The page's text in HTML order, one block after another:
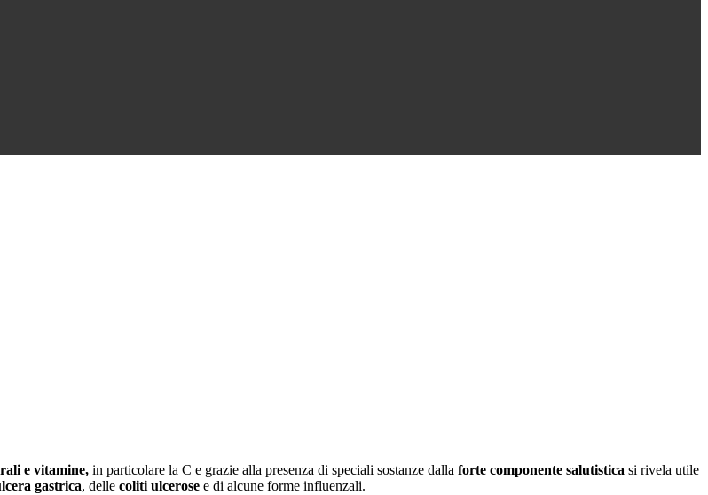
e vitamine, in particolare la C e grazie alla presenza di speciali sostanze dalla forte componente salutistica si rivela utile
gastrica, delle coliti ulcerose e di alcune forme influenzali.